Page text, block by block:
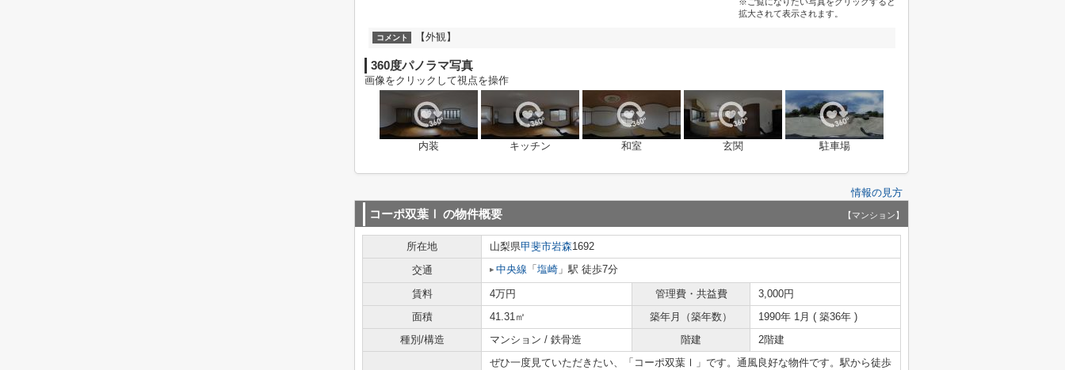
拡大されて表示されます。
コメント 【外観】
360度パノラマ写真
画像をクリックして視点を操作
内装 キッチン 和室 玄関 駐車場
情報の見方
コーポ双葉Ⅰ の物件概要 【マンション】
所在地 山梨県甲斐市岩森1692
交通
中央線 「 塩崎 」駅 徒歩7分
賃料 4万円 管理費・共益費
3,000円
面積
41.31㎡ 築年月（築年数）
1990年 1月 ( 築36年 )
種別/構造
マンション / 鉄骨造 階建 2階建
ぜひ一度見ていただきたい、「コーポ双葉Ⅰ」です。通風良好な物件です。駅から徒歩